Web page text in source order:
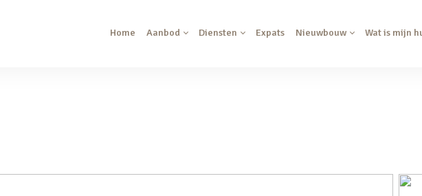
Home Aanbod Diensten Expats Nieuwbouw Wat is mijn